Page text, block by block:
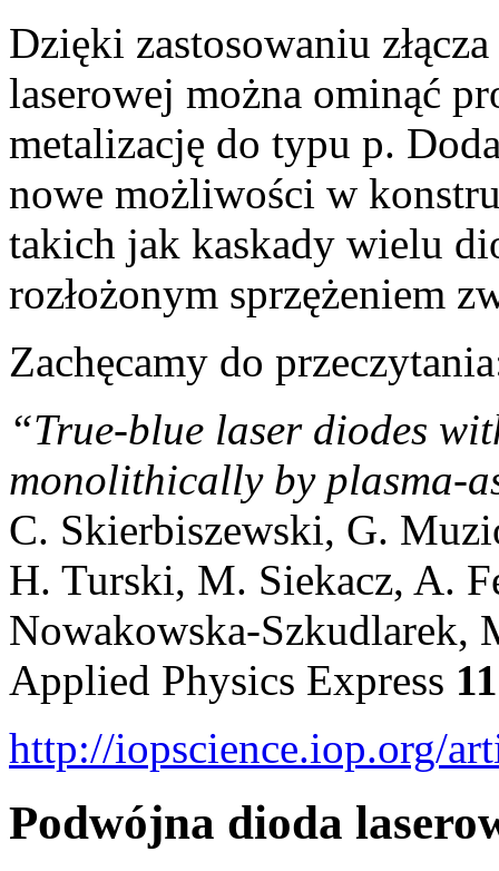
Dzięki zastosowaniu
laserowej można ominąć
metalizację do typu p.
nowe możliwości w
takich jak kaskady wielu
rozłożonym sprzężeniem
Zachęcamy do
“True-blue laser diodes
monolithically by plasma-
C. Skierbiszewski, G.
H. Turski, M. Siekacz, A.
Nowakowska-Szkudlarek,
Applied Physics Express 11
http://iopscience.iop.org/
Podwójna dioda